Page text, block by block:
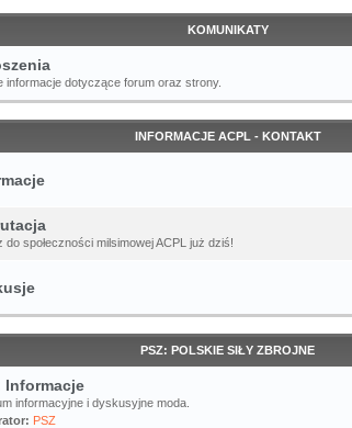
KOMUNIKATY
informacje dotyczące forum oraz strony.
INFORMACJE ACPL - KONTAKT
do społeczności milsimowej ACPL już dziś!
PSZ: POLSKIE SIŁY ZBROJNE
Informacje
informacyjne i dyskusyjne moda.
PSZ